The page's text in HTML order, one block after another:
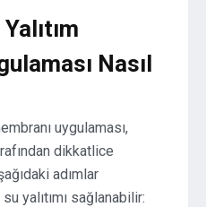
Nasıl
uygulaması,
dikkatlice
adımlar
yalıtımı sağlanabilir: